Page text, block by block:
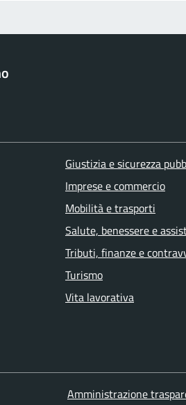
Giustizia e sicurezza
Imprese e commercio
Mobilità e trasporti
Salute, benessere e
Tributi, finanze e
Turismo
Vita lavorativa
Amministrazione